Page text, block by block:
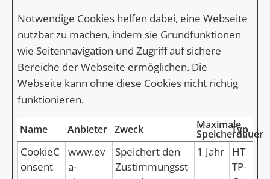
Notwendige Cookies helfen dabei, eine Webseite
nutzbar zu machen, indem sie Grundfunktionen
wie Seitennavigation und Zugriff auf sichere
Bereiche der Webseite ermöglichen. Die
Webseite kann ohne diese Cookies nicht richtig
funktionieren.
Name Anbieter Zweck Maximale
Speicherdauer
Typ
CookieC
onsent
www.ev
a-
Speichert den
Zustimmungsst
1 Jahr
HT
TP-